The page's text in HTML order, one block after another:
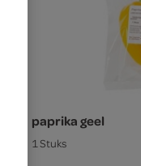
paprika geel
1 Stuks